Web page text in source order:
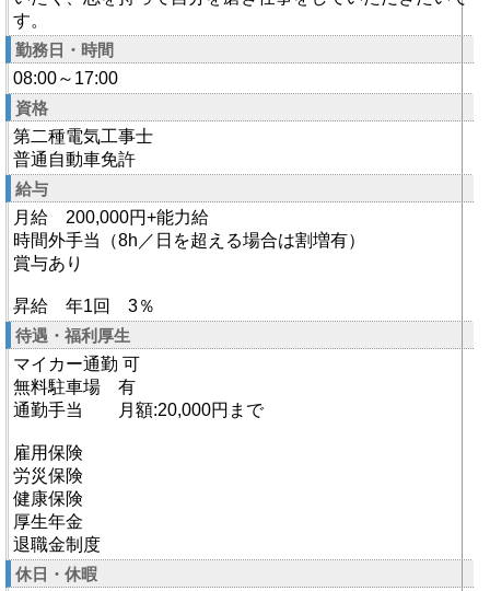
す。
勤務日・時間
08:00～17:00
資格
第二種電気工事士
普通自動車免許
給与
月給 200,000円+能力給
時間外手当（8h／日を超える場合は割増有）
賞与あり
昇給 年1回 3％
待遇・福利厚生
マイカー通勤 可
無料駐車場 有
通勤手当 月額:20,000円まで
雇用保険
労災保険
健康保険
厚生年金
退職金制度
休日・休暇